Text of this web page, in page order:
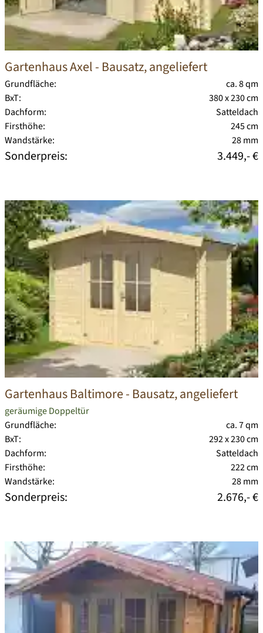
Gartenhaus Axel- Bausatz, angeliefert
Grundfläche:
ca. 8 qm
BxT:
380 x 230 cm
Dachform:
Satteldach
Firsthöhe:
245 cm
Wandstärke:
28 mm
Sonderpreis: 3.449,- €
Gartenhaus Baltimore- Bausatz, angeliefert
geräumige Doppeltür
Grundfläche:
ca. 7 qm
BxT:
292 x 230 cm
Dachform:
Satteldach
Firsthöhe:
222 cm
Wandstärke:
28 mm
Sonderpreis: 2.676,- €